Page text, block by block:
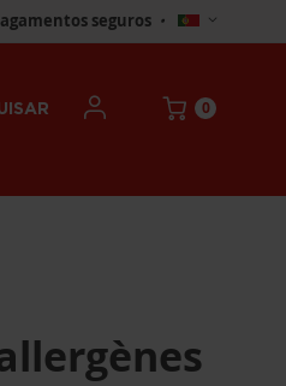
seguros •
Selecionar
Loja
0